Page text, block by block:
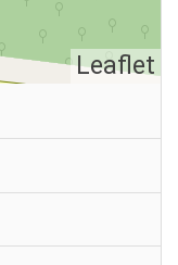
Leaflet